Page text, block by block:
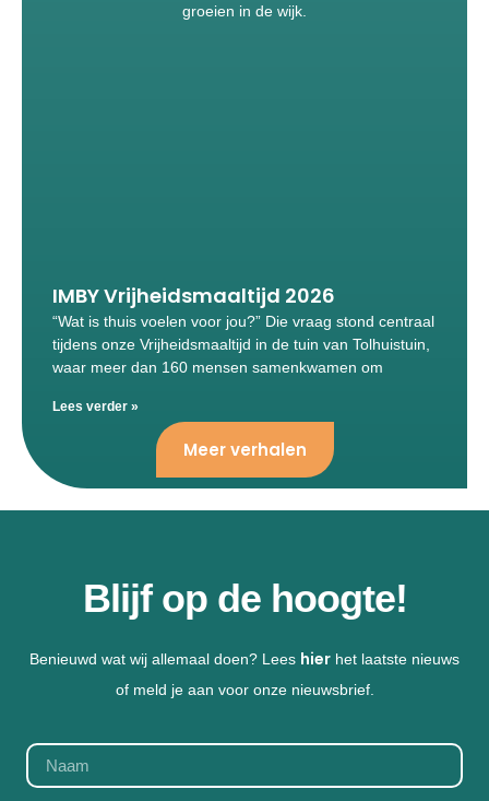
groeien in de wijk.
IMBY Vrijheidsmaaltijd 2026
“Wat is thuis voelen voor jou?” Die vraag stond centraal
tijdens onze Vrijheidsmaaltijd in de tuin van Tolhuistuin,
waar meer dan 160 mensen samenkwamen om
Lees verder »
Meer verhalen
Blijf op de hoogte!
Benieuwd wat wij allemaal doen? Lees hier het laatste nieuws
of meld je aan voor onze nieuwsbrief.